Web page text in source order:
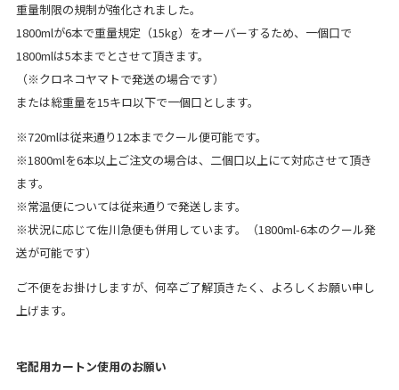
重量制限の規制が強化されました。
1800mlが6本で重量規定（15kg）をオーバーするため、一個口で
1800mlは5本までとさせて頂きます。
（※クロネコヤマトで発送の場合です）
または総重量を15キロ以下で一個口とします。
※720mlは従来通り12本までクール便可能です。
※1800mlを6本以上ご注文の場合は、二個口以上にて対応させて頂き
ます。
※常温便については従来通りで発送します。
※状況に応じて佐川急便も併用しています。（1800ml-6本のクール発
送が可能です）
ご不便をお掛けしますが、何卒ご了解頂きたく、よろしくお願い申し
上げます。
宅配用カートン使用のお願い